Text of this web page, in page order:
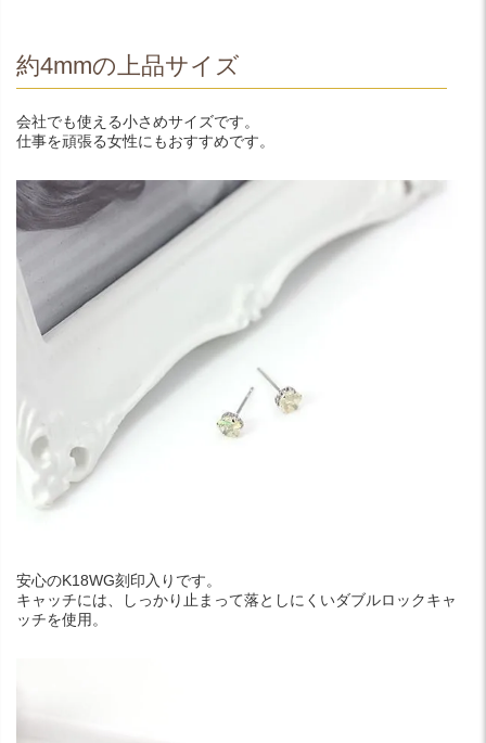
約4mmの上品サイズ
会社でも使える小さめサイズです。
仕事を頑張る女性にもおすすめです。
安心のK18WG刻印入りです。
キャッチには、しっかり止まって落としにくいダブルロックキャ
ッチを使用。